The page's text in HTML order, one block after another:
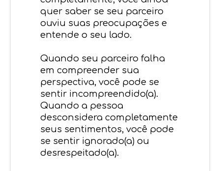
quer saber se seu parceiro
ouviu suas preocupações e
entende o seu lado.
Quando seu parceiro falha
em compreender sua
perspectiva, você pode se
sentir incompreendido(a).
Quando a pessoa
desconsidera completamente
seus sentimentos, você pode
se sentir ignorado(a) ou
desrespeitado(a).